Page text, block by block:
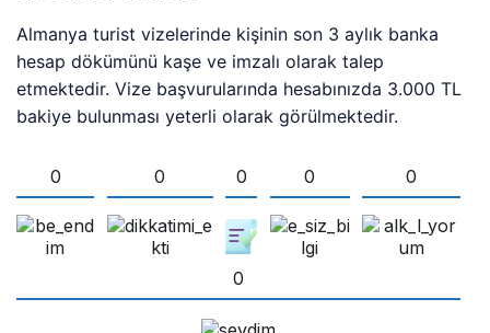
Almanya turist vizelerinde kişinin son 3 aylık banka
hesap dökümünü kaşe ve imzalı olarak talep
etmektedir. Vize başvurularında hesabınızda 3.000 TL
bakiye bulunması yeterli olarak görülmektedir.
0 0 0 0 0
0